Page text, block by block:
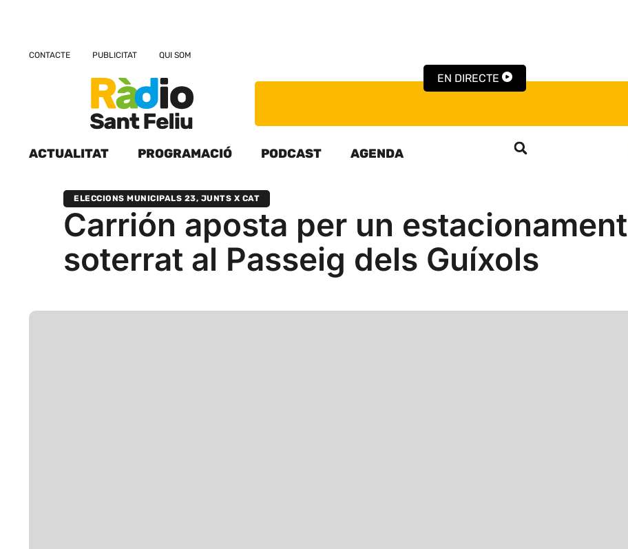
CONTACTE PUBLICITAT QUI SOM
EN DIRECTE
ACTUALITAT PROGRAMACIÓ PODCAST AGENDA
ELECCIONS MUNICIPALS 23, JUNTS X CAT
Carrión aposta per un estacionament
soterrat al Passeig dels Guíxols